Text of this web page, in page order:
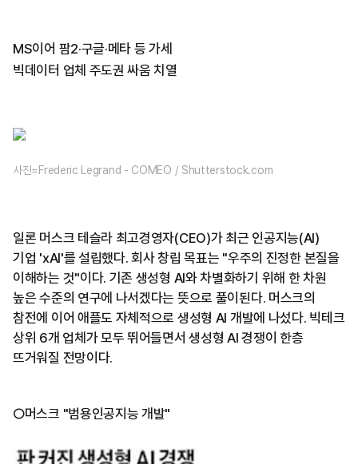
MS이어 팜2·구글·메타 등 가세
빅데이터 업체 주도권 싸움 치열
사진=Frederic Legrand - COMEO / Shutterstock.com
일론 머스크 테슬라 최고경영자(CEO)가 최근 인공지능(AI)
기업 'xAI'를 설립했다. 회사 창립 목표는 "우주의 진정한 본질을
이해하는 것"이다. 기존 생성형 AI와 차별화하기 위해 한 차원
높은 수준의 연구에 나서겠다는 뜻으로 풀이된다. 머스크의
참전에 이어 애플도 자체적으로 생성형 AI 개발에 나섰다. 빅테크
상위 6개 업체가 모두 뛰어들면서 생성형 AI 경쟁이 한층
뜨거워질 전망이다.
○머스크 "범용인공지능 개발"